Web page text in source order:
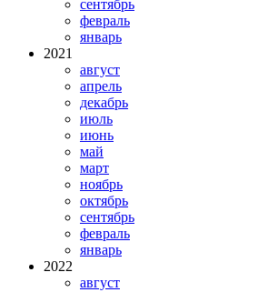
сентябрь
февраль
январь
2021
август
апрель
декабрь
июль
июнь
май
март
ноябрь
октябрь
сентябрь
февраль
январь
2022
август